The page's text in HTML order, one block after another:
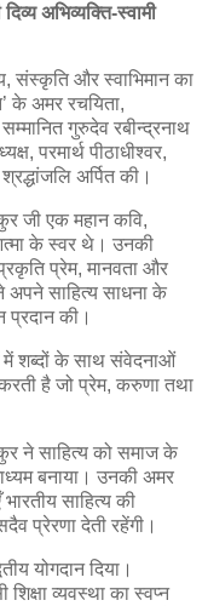
अभिव्यक्ति-स्वामी
संस्कृति और स्वाभिमान का
के अमर रचयिता,
गुरुदेव रबीन्द्रनाथ
परमार्थ पीठाधीश्वर,
अर्पित की।
जी एक महान कवि,
के स्वर थे। उनकी
प्रेम, मानवता और
अपने साहित्य साधना के
प्रदान की।
में शब्दों के साथ संवेदनाओं
करती है जो प्रेम, करुणा तथा
ने साहित्य को समाज के
बनाया। उनकी अमर
साहित्य की
प्रेरणा देती रहेंगी।
योगदान दिया।
व्यवस्था का स्वप्न